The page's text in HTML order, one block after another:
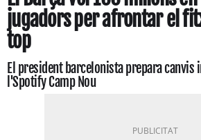
jugadors per afrontar el
top
El president barcelonista prepara canvis
l'Spotify Camp Nou